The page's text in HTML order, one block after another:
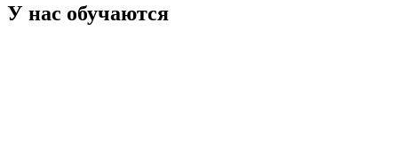
У нас обучаются